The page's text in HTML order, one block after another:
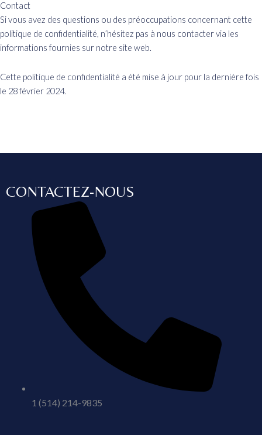
Contact
Si vous avez des questions ou des préoccupations concernant cette
politique de confidentialité, n’hésitez pas à nous contacter via les
informations fournies sur notre site web.
Cette politique de confidentialité a été mise à jour pour la dernière fois
le 28 février 2024.
CONTACTEZ-NOUS
1 (514) 214-9835